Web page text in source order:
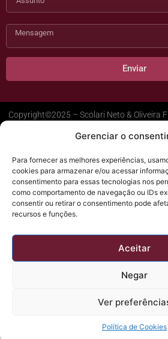
Gerenciar o
Para fornecer as melhores experiências,
cookies para armazenar e/ou acessar
consentimento para essas tecnologias nos
como comportamento de navegação ou IDs
consentir ou retirar o consentimento pode
recursos e funções.
Aceitar
Negar
Ver
Política de Cookies
Enviar
Copyright©2025 – Scolari Neto & Oliveira
Política de Privacidade